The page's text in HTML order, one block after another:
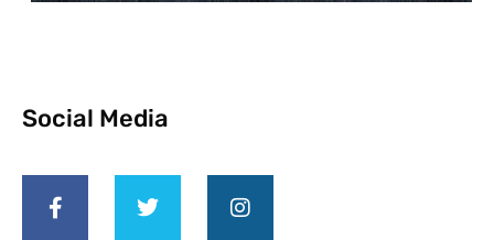
Social Media